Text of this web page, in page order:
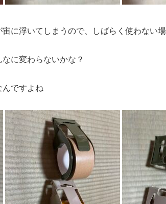
に浮いてしまうので、しばらく使わない
に変わらないかな？
んですよね